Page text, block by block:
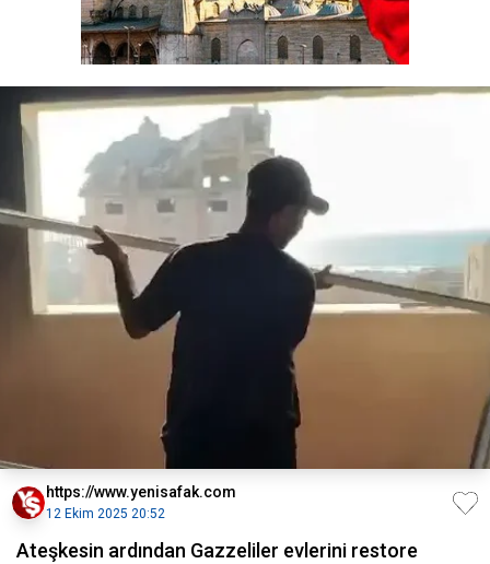
https://www.yenisafak.com
12 Ekim 2025 20:52
Ateşkesin ardından Gazzeliler evlerini restore